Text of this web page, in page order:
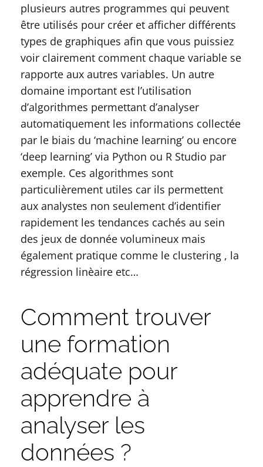
plusieurs autres programmes qui peuvent
être utilisés pour créer et afficher différents
types de graphiques afin que vous puissiez
voir clairement comment chaque variable se
rapporte aux autres variables. Un autre
domaine important est l’utilisation
d’algorithmes permettant d’analyser
automatiquement les informations collectée
par le biais du ‘machine learning’ ou encore
‘deep learning’ via Python ou R Studio par
exemple. Ces algorithmes sont
particulièrement utiles car ils permettent
aux analystes non seulement d’identifier
rapidement les tendances cachés au sein
des jeux de donnée volumineux mais
également pratique comme le clustering , la
régression linèaire etc…
Comment trouver
une formation
adéquate pour
apprendre à
analyser les
données ?